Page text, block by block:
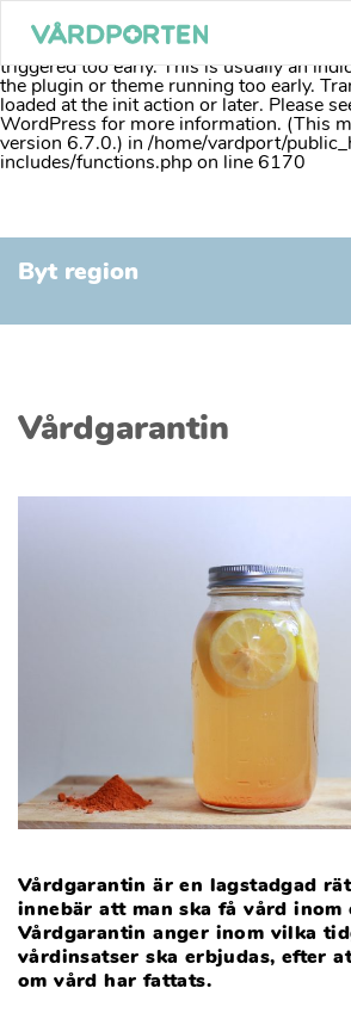
Notice: Function
incorrectly. Translation loading for the
triggered too early. This is usually an
the plugin or theme running too early.
loaded at the initaction or later. Please
WordPress for more information. (This
version 6.7.0.) in/home/vardport/
includes/functions.phpon line6170
Skip
content
Byt region
Vårdgarantin
Vårdgarantin är en lagstadgad
innebär att man ska få vård inom
Vårdgarantin anger inom vilka
vårdinsatser ska erbjudas, efter
om vård har fattats.